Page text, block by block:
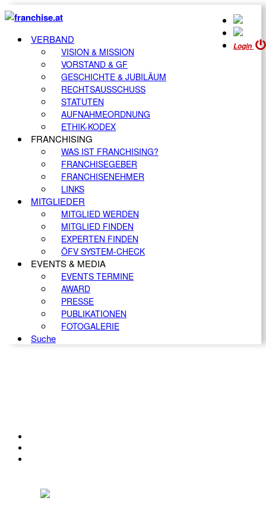
Login
VERBAND
VISION & MISSION
VORSTAND & GF
GESCHICHTE & JUBILÄUM
RECHTSAUSSCHUSS
STATUTEN
AUFNAHMEORDNUNG
ETHIK-KODEX
FRANCHISING
WAS IST FRANCHISING?
FRANCHISEGEBER
FRANCHISENEHMER
LINKS
MITGLIEDER
MITGLIED WERDEN
MITGLIED FINDEN
EXPERTEN FINDEN
ÖFV SYSTEM-CHECK
EVENTS & MEDIA
EVENTS TERMINE
AWARD
PRESSE
PUBLIKATIONEN
FOTOGALERIE
Suche